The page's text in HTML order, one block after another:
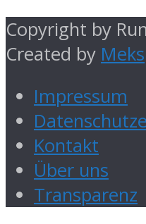
Copyright by
Created by Meks
Impressum
Kontakt
Über uns
Transparenz